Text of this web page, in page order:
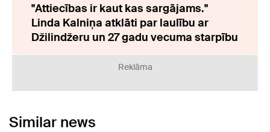
"Attiecības ir kaut kas sargājams."
Linda Kalniņa atklāti par laulību ar
Džilindžeru un 27 gadu vecuma starpību
Reklāma
Similar news